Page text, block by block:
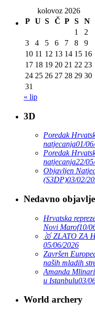
kolovoz 2026
P U S Č P S
N
1
2
3
4 5 6 7 8
9
10 11 12 13 14 15 16
17 18 19 20 21 22 23
24 25 26 27 28 29 30
31
« lip
3D
Poredak
natjecanja01/
Poredak
natjecanja22/
Objavljen
(S3DP)03/02/
Nedavno
Hrvatska
Novi Marof10/
🥇 ZLATO ZA
05/06/2026
Završen
naših mladih
Amanda
u Istanbulu03/
World archery